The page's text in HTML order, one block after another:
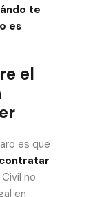
te
es
el
es que
no
en